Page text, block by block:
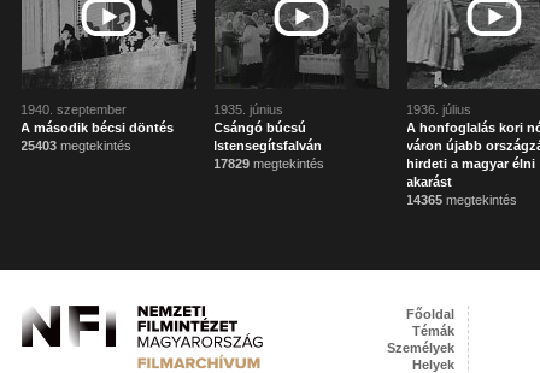
1940. szeptember
A második bécsi döntés
25403 megtekintés
1935. június
Csángó búcsú
Istensegítsfalván
17829 megtekintés
1936. július
A honfoglalás kori
váron újabb
hirdeti a magyar élni
akarást
14365 megtekintés
Főoldal
Témák
Személyek
Helyek